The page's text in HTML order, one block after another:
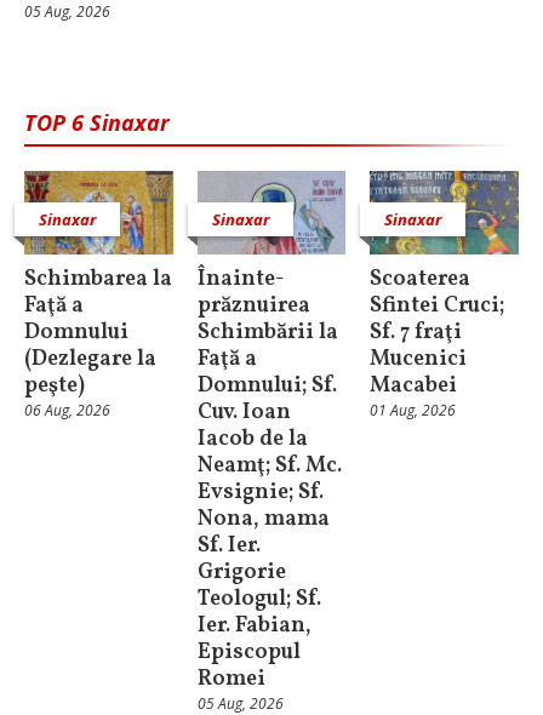
05 Aug, 2026
TOP 6 Sinaxar
Sinaxar
Schimbarea la
Faţă a
Domnului
(Dezlegare la
peşte)
06 Aug, 2026
Sinaxar
Înainte-
prăznuirea
Schimbării la
Faţă a
Domnului; Sf.
Cuv. Ioan
Iacob de la
Neamţ; Sf. Mc.
Evsignie; Sf.
Nona, mama
Sf. Ier.
Grigorie
Teologul; Sf.
Ier. Fabian,
Episcopul
Romei
05 Aug, 2026
Sinaxar
Scoaterea
Sfintei Cruci;
Sf. 7 fraţi
Mucenici
Macabei
01 Aug, 2026